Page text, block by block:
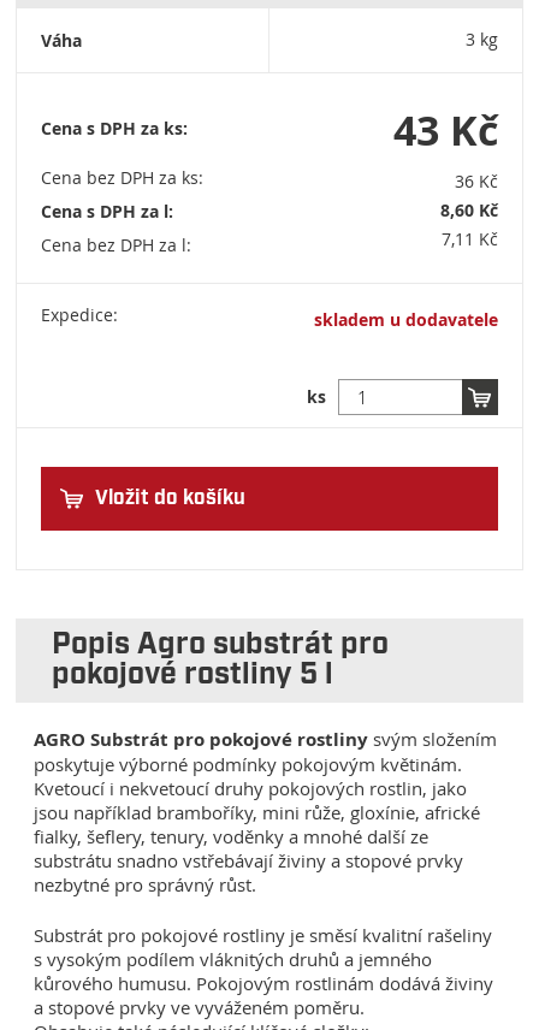
vlastní zkušenosti v pěstitelské činnosti a vlastní akreditovaná
Váha 3 kg
Cena s DPH za ks:
Cena bez DPH za ks:
Cena s DPH za l:
Cena bez DPH za l:
43 Kč
36 Kč
8,60 Kč
7,11 Kč
Expedice: skladem u dodavatele
ks
Vložit do košíku
Popis Agro substrát pro
pokojové rostliny 5 l
AGRO Substrát pro pokojové rostliny svým složením
poskytuje výborné podmínky pokojovým květinám.
Kvetoucí i nekvetoucí druhy pokojových rostlin, jako
jsou například bramboříky, mini růže, gloxínie, africké
fialky, šeflery, tenury, voděnky a mnohé další ze
substrátu snadno vstřebávají živiny a stopové prvky
nezbytné pro správný růst.
Substrát pro pokojové rostliny je směsí kvalitní rašeliny
s vysokým podílem vláknitých druhů a jemného
kůrového humusu. Pokojovým rostlinám dodává živiny
a stopové prvky ve vyváženém poměru.